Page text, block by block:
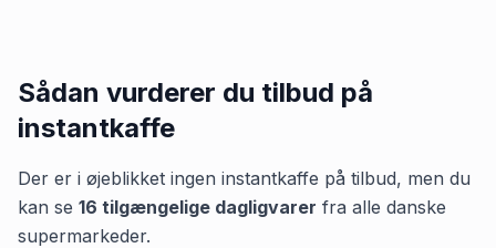
Sådan vurderer du tilbud på
instantkaffe
Der er i øjeblikket ingen instantkaffe på tilbud, men du
kan se 16 tilgængelige dagligvarer fra alle danske
supermarkeder.